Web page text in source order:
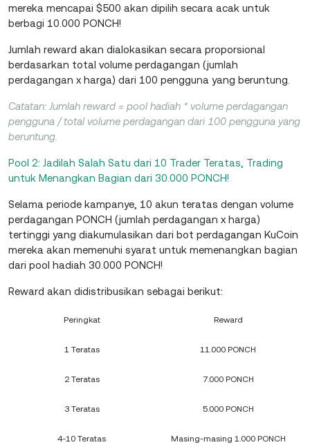
mereka mencapai $500 akan dipilih secara acak untuk
berbagi 10.000 PONCH!
Jumlah reward akan dialokasikan secara proporsional
berdasarkan total volume perdagangan (jumlah
perdagangan x harga) dari 100 pengguna yang beruntung.
Catatan: Jumlah reward = pool hadiah * volume perdagangan
pengguna / total volume perdagangan dari 100 pengguna yang
beruntung.
Pool 2: Jadilah Salah Satu dari 10 Trader Teratas, Trading
untuk Menangkan Bagian dari 30.000 PONCH!
Selama periode kampanye, 10 akun teratas dengan volume
perdagangan PONCH (jumlah perdagangan x harga)
tertinggi yang diakumulasikan dari bot perdagangan KuCoin
mereka akan memenuhi syarat untuk memenangkan bagian
dari pool hadiah 30.000 PONCH!
Reward akan didistribusikan sebagai berikut:
Peringkat Reward
1 Teratas 11.000 PONCH
2 Teratas 7.000 PONCH
3 Teratas 5.000 PONCH
4-10 Teratas Masing-masing 1.000 PONCH